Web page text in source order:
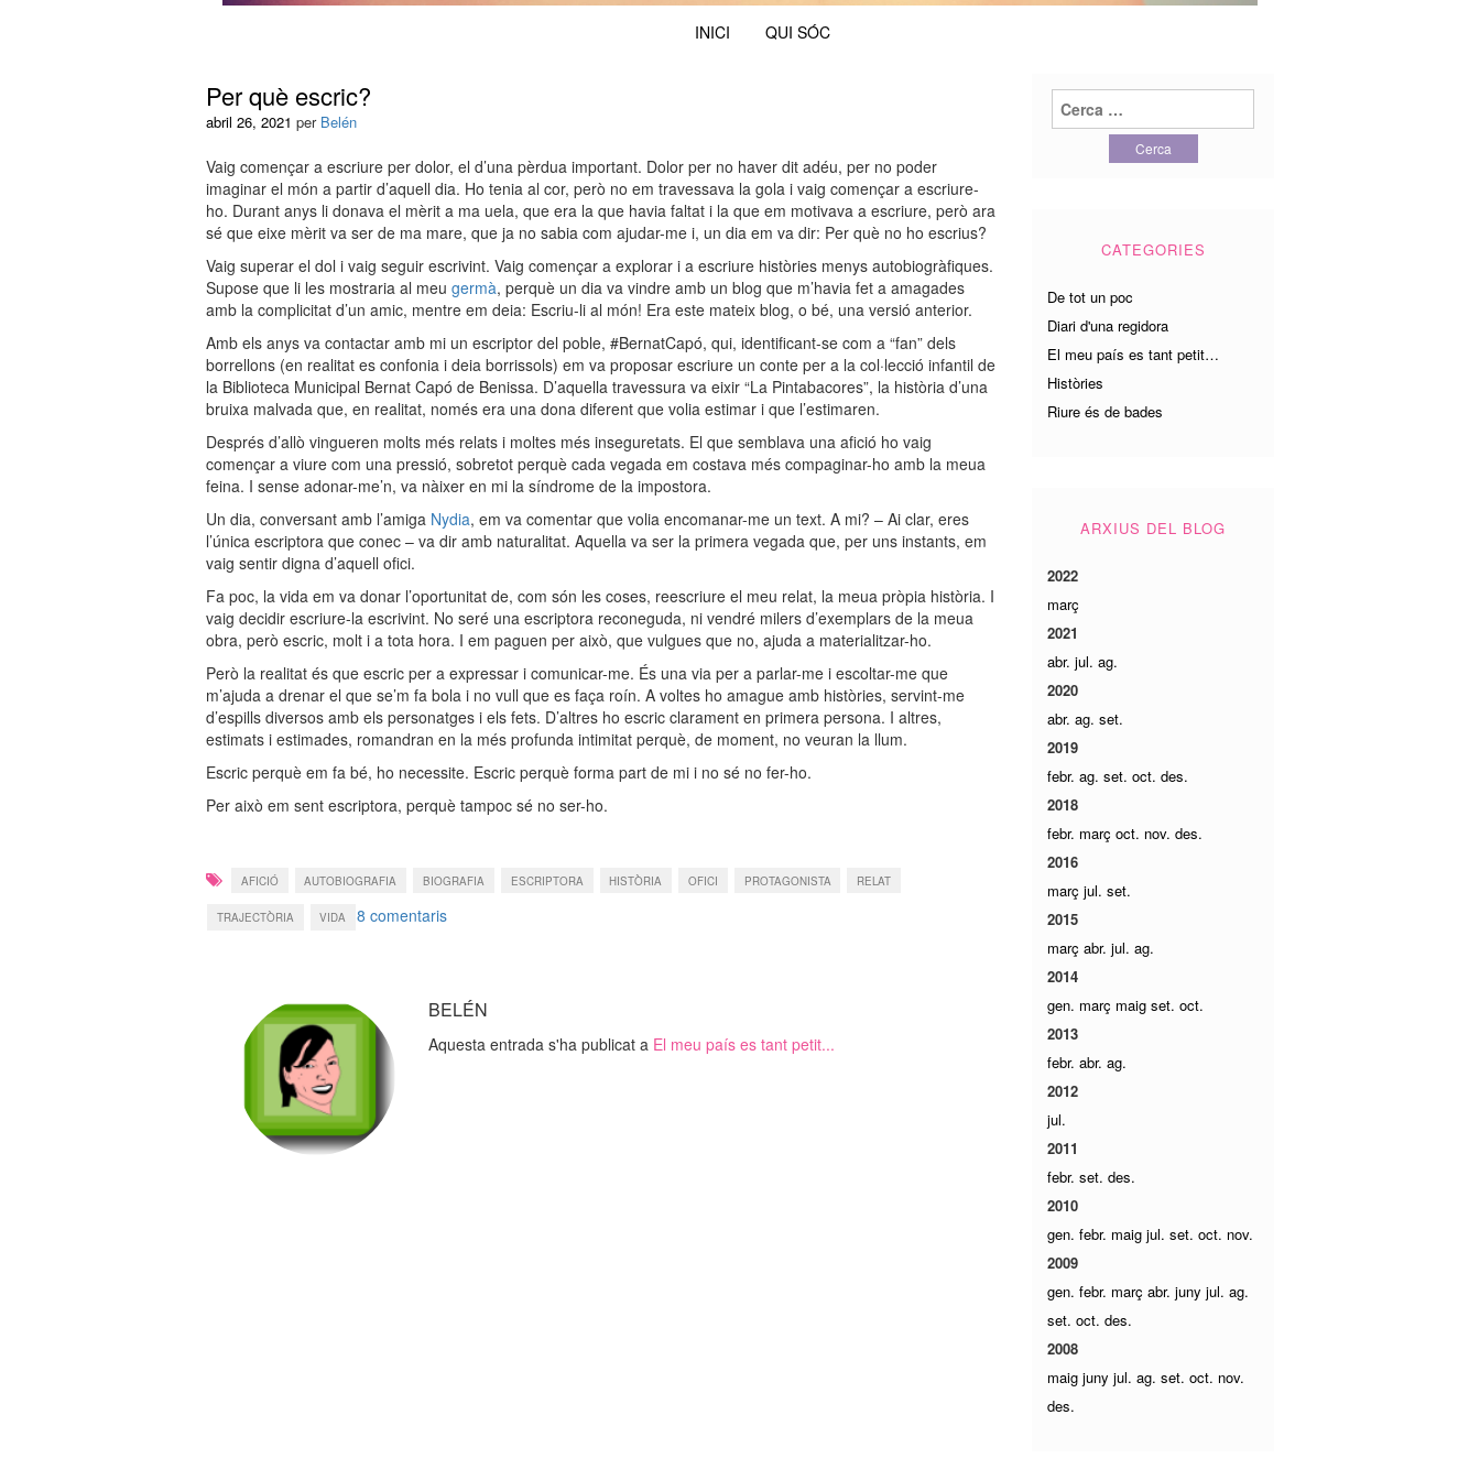
INICI QUI SÓC
Per què escric?
abril 26, 2021 per Belén
Vaig començar a escriure per dolor, el d’una pèrdua important. Dolor per no haver dit adéu, per no poder
imaginar el món a partir d’aquell dia. Ho tenia al cor, però no em travessava la gola i vaig començar a escriure-
ho. Durant anys li donava el mèrit a ma uela, que era la que havia faltat i la que em motivava a escriure, però ara
sé que eixe mèrit va ser de ma mare, que ja no sabia com ajudar-me i, un dia em va dir: Per què no ho escrius?
Vaig superar el dol i vaig seguir escrivint. Vaig començar a explorar i a escriure històries menys autobiogràfiques.
Supose que li les mostraria al meu germà, perquè un dia va vindre amb un blog que m’havia fet a amagades
amb la complicitat d’un amic, mentre em deia: Escriu-li al món! Era este mateix blog, o bé, una versió anterior.
Amb els anys va contactar amb mi un escriptor del poble, #BernatCapó, qui, identificant-se com a “fan” dels
borrellons (en realitat es confonia i deia borrissols) em va proposar escriure un conte per a la col·lecció infantil de
la Biblioteca Municipal Bernat Capó de Benissa. D’aquella travessura va eixir “La Pintabacores”, la història d’una
bruixa malvada que, en realitat, només era una dona diferent que volia estimar i que l’estimaren.
Després d’allò vingueren molts més relats i moltes més inseguretats. El que semblava una afició ho vaig
començar a viure com una pressió, sobretot perquè cada vegada em costava més compaginar-ho amb la meua
feina. I sense adonar-me’n, va nàixer en mi la síndrome de la impostora.
Un dia, conversant amb l’amiga Nydia, em va comentar que volia encomanar-me un text. A mi? – Ai clar, eres
l’única escriptora que conec – va dir amb naturalitat. Aquella va ser la primera vegada que, per uns instants, em
vaig sentir digna d’aquell ofici.
Fa poc, la vida em va donar l’oportunitat de, com són les coses, reescriure el meu relat, la meua pròpia història. I
vaig decidir escriure-la escrivint. No seré una escriptora reconeguda, ni vendré milers d’exemplars de la meua
obra, però escric, molt i a tota hora. I em paguen per això, que vulgues que no, ajuda a materialitzar-ho.
Però la realitat és que escric per a expressar i comunicar-me. És una via per a parlar-me i escoltar-me que
m’ajuda a drenar el que se’m fa bola i no vull que es faça roín. A voltes ho amague amb històries, servint-me
d’espills diversos amb els personatges i els fets. D’altres ho escric clarament en primera persona. I altres,
estimats i estimades, romandran en la més profunda intimitat perquè, de moment, no veuran la llum.
Escric perquè em fa bé, ho necessite. Escric perquè forma part de mi i no sé no fer-ho.
Per això em sent escriptora, perquè tampoc sé no ser-ho.
AFICIÓ AUTOBIOGRAFIA BIOGRAFIA ESCRIPTORA HISTÒRIA OFICI PROTAGONISTA RELAT
TRAJECTÒRIA VIDA 8 comentaris
BELÉN
Aquesta entrada s'ha publicat a El meu país es tant petit...
Cerca:
CATEGORIES
De tot un poc
Diari d'una regidora
El meu país es tant petit…
Històries
Riure és de bades
ARXIUS DEL BLOG
2022
març
2021
abr. jul. ag.
2020
abr. ag. set.
2019
febr. ag. set. oct. des.
2018
febr. març oct. nov. des.
2016
març jul. set.
2015
març abr. jul. ag.
2014
gen. març maig set. oct.
2013
febr. abr. ag.
2012
jul.
2011
febr. set. des.
2010
gen. febr. maig jul. set. oct. nov.
2009
gen. febr. març abr. juny jul. ag.
set. oct. des.
2008
maig juny jul. ag. set. oct. nov.
des.